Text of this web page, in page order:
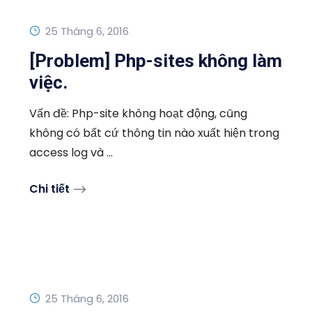
25 Tháng 6, 2016
[Problem] Php-sites không làm
việc.
Vấn đề: Php-site không hoạt động, cũng
không có bất cứ thông tin nào xuất hiện trong
access log và ...
Chi tiết
25 Tháng 6, 2016